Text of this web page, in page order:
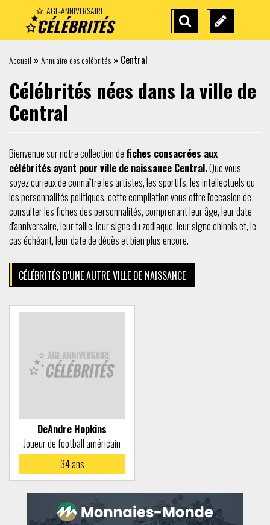
AGE-ANNIVERSAIRE
CÉLÉBRITÉS
RECHERCHE SUGGÉREZ
Accueil » Annuaire des célébrités » Central
Célébrités nées dans la ville de
Central
Bienvenue sur notre collection de fiches consacrées aux
célébrités ayant pour ville de naissance Central.Que vous
soyez curieux de connaître les artistes, les sportifs, les intellectuels ou
les personnalités politiques, cette compilation vous offre l'occasion de
consulter les fiches des personnalités, comprenant leur âge, leur date
d'anniversaire, leur taille, leur signe du zodiaque, leur signe chinois et, le
cas échéant, leur date de décès et bien plus encore.
CÉLÉBRITÉS D'UNE AUTRE VILLE DE NAISSANCE
DeAndre Hopkins
Joueur de football américain
34ans